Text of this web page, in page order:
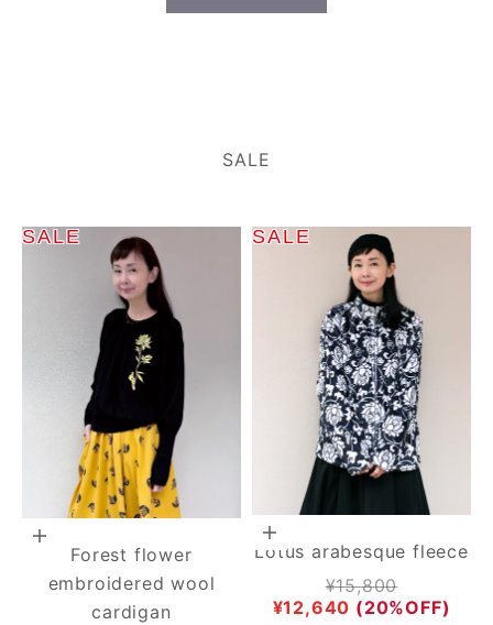
SALE
SALE
Choose options
Forest flower
embroidered wool
cardigan
SALE
Add to cart
Lotus arabesque fleece
Regular price
¥15,800
Sale price
¥12,640 (20%OFF)